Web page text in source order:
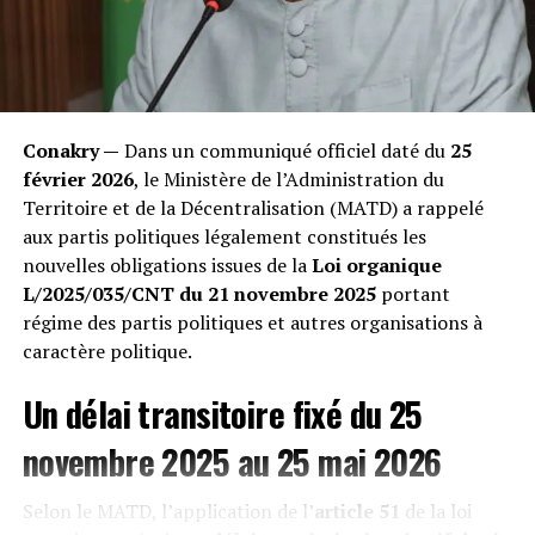
mélangées aux restes alimentaires. Les conséquences
sont foudroyantes.
« Nous perdons nos bêtes les unes après les autres.
Quand on les ouvre après leur mort, leur estomac est
transformé en un bloc compact de sacs plastiques
impossibles à digérer », témoigne un éleveur impuissant
rencontré lors de notre enquête. Les vétérinaires
confirment une hausse exponentielle des occlusions
intestinales mortelles, décimant une économie pastorale
déjà fragile. »
Conakry — Dans un communiqué officiel daté du 25
février 2026, le Ministère de l’Administration du
Territoire et de la Décentralisation (MATD) a rappelé
aux partis politiques légalement constitués les
nouvelles obligations issues de laLoi organique
L/2025/035/CNT du 21 novembre 2025portant
régime des partis politiques et autres organisations à
caractère politique.
Un délai transitoire fixé du 25
novembre 2025 au 25 mai 2026
Selon le MATD, l’application de l’article 51 de la loi